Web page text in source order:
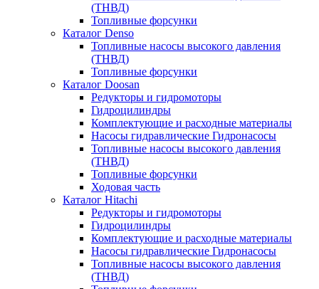
(ТНВД)
Топливные форсунки
Каталог Denso
Топливные насосы высокого давления
(ТНВД)
Топливные форсунки
Каталог Doosan
Редукторы и гидромоторы
Гидроцилиндры
Комплектующие и расходные материалы
Насосы гидравлические Гидронасосы
Топливные насосы высокого давления
(ТНВД)
Топливные форсунки
Ходовая часть
Каталог Hitachi
Редукторы и гидромоторы
Гидроцилиндры
Комплектующие и расходные материалы
Насосы гидравлические Гидронасосы
Топливные насосы высокого давления
(ТНВД)